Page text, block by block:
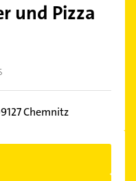
und Pizza
Chemnitz